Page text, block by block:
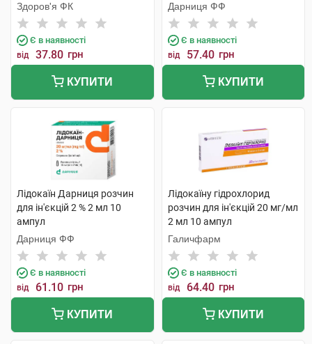
Здоров'я ФК
Є в наявності
від 37.80 грн
КУПИТИ
Дарниця ФФ
Є в наявності
від 57.40 грн
КУПИТИ
Лідокаїн Дарниця розчин
для ін'єкцій 2 % 2 мл 10
ампул
Дарниця ФФ
Є в наявності
від 61.10 грн
КУПИТИ
Лідокаїну гідрохлорид
розчин для ін'єкцій 20 мг/мл
2 мл 10 ампул
Галичфарм
Є в наявності
від 64.40 грн
КУПИТИ